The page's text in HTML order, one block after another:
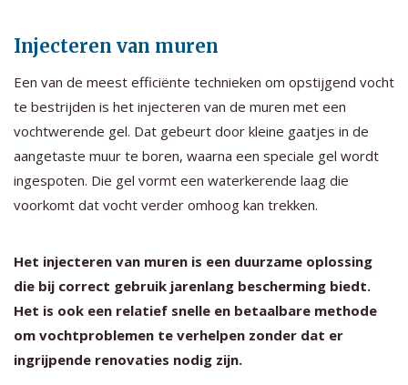
Injecteren van muren
Een van de meest efficiënte technieken om opstijgend vocht
te bestrijden is het injecteren van de muren met een
vochtwerende gel. Dat gebeurt door kleine gaatjes in de
aangetaste muur te boren, waarna een speciale gel wordt
ingespoten. Die gel vormt een waterkerende laag die
voorkomt dat vocht verder omhoog kan trekken.
Het injecteren van muren is een duurzame oplossing
die bij correct gebruik jarenlang bescherming biedt.
Het is ook een relatief snelle en betaalbare methode
om vochtproblemen te verhelpen zonder dat er
ingrijpende renovaties nodig zijn.